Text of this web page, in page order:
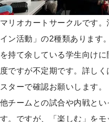
マリオカートサークルです
イン活動」の2種類あります
を持て余している学生向け
度ですが不定期です。詳し
スターで確認お願いします。
他チームとの試合や内戦と
す。ですが、「楽しむ」を